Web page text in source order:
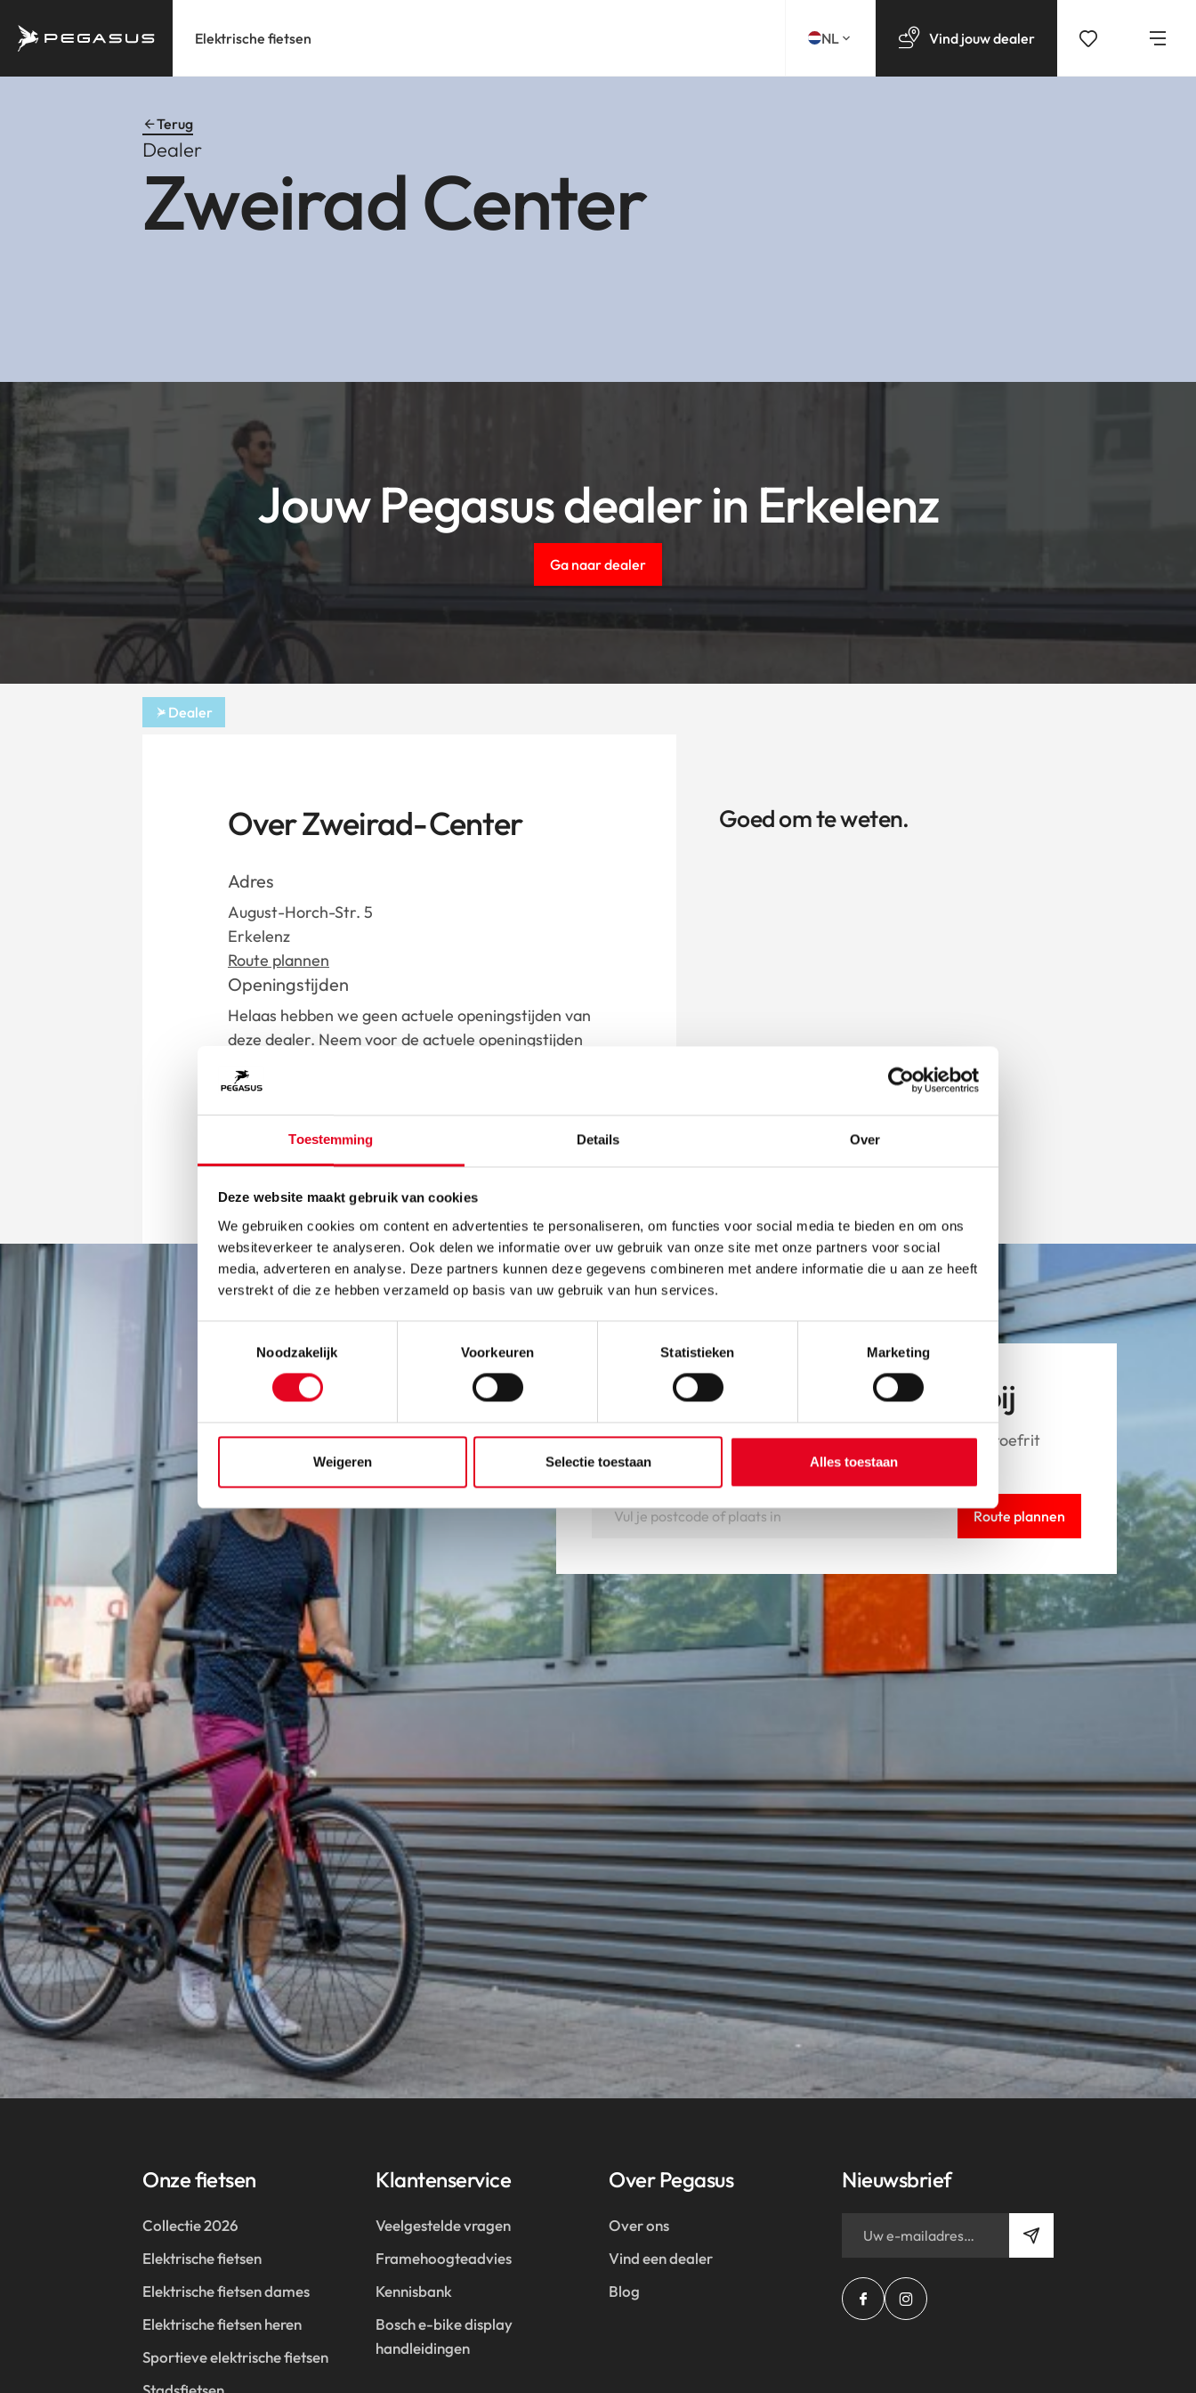
Toestemming Details Over
Deze website maakt gebruik van cookies
We gebruiken cookies om content en advertenties te personaliseren, om functies voor social media te bieden en om ons
websiteverkeer te analyseren. Ook delen we informatie over uw gebruik van onze site met onze partners voor social
media, adverteren en analyse. Deze partners kunnen deze gegevens combineren met andere informatie die u aan ze heeft
verstrekt of die ze hebben verzameld op basis van uw gebruik van hun services.
Noodzakelijk
Voorkeuren Statistieken Marketing
Weigeren Selectie toestaan Alles toestaan
Elektrische fietsen NL Vind jouwdealer
Terug
Dealer
Zweirad Center
Jouw Pegasus dealer in Erkelenz
Ga naar dealer
Dealer
Goed om te weten.
Over Zweirad-Center
Adres
August-Horch-Str. 5
Erkelenz
Route plannen
Openingstijden
Helaas hebben we geen actuele openingstijden van
deze dealer. Neem voor de actuele openingstijden
Contact
info@zweiradschmidt.de
Ga naar dealer
Ervaar onze fietsen van dichtbij
Ben je geïnteresseerd in een Pegasus fiets en wil je een proefrit
maken? Kom gezellig bij ons langs.
Route plannen
Onze fietsen
Collectie 2026
Elektrische fietsen
Elektrische fietsen dames
Elektrische fietsen heren
Sportieve elektrische fietsen
Klantenservice
Veelgestelde vragen
Framehoogteadvies
Kennisbank
Bosch e-bike display
handleidingen
Over Pegasus
Over ons
Vind een dealer
Blog
Nieuwsbrief